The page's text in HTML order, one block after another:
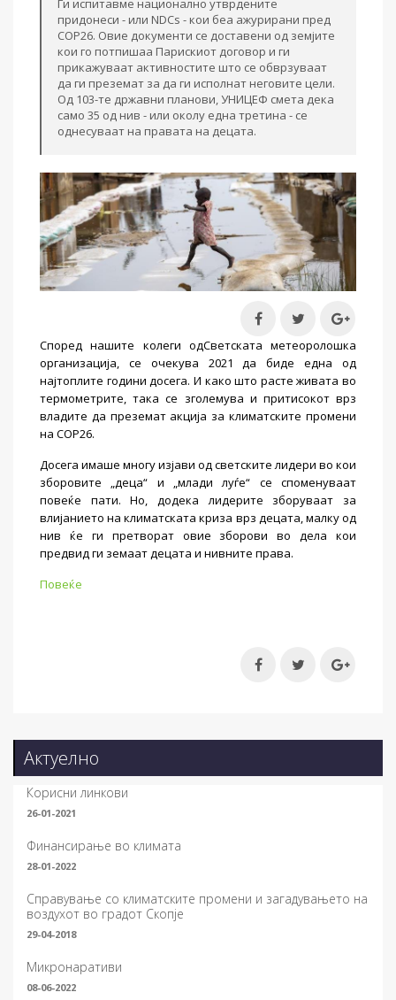
Ги испитавме национално утврдените
придонеси - или NDCs - кои беа ажурирани пред
COP26. Овие документи се доставени од земјите
кои го потпишаа Парискиот договор и ги
прикажуваат активностите што се обврзуваат
да ги преземат за да ги исполнат неговите цели.
Од 103-те државни планови, УНИЦЕФ смета дека
само 35 од нив - или околу една третина - се
однесуваат на правата на децата.
Според нашите колеги одСветската метеоролошка
организација, се очекува 2021 да биде една од
најтоплите години досега. И како што расте живата во
термометрите, така се зголемува и притисокот врз
владите да преземат акција за климатските промени
на COP26.
Досега имаше многу изјави од светските лидери во кои
зборовите „деца“ и „млади луѓе“ се споменуваат
повеќе пати. Но, додека лидерите зборуваат за
влијанието на климатската криза врз децата, малку од
нив ќе ги претворат овие зборови во дела кои
предвид ги земаат децата и нивните права.
Повеќе
Актуелно
Корисни линкови
26-01-2021
Финансирање во климата
28-01-2022
Справување со климатските промени и загадувањето на
воздухот во градот Скопје
29-04-2018
Микронаративи
08-06-2022